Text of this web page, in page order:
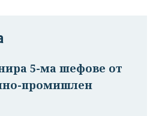
5-ма шефове от
промишлен